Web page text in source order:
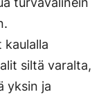
kaulalla
siltä varalta,
yksin ja